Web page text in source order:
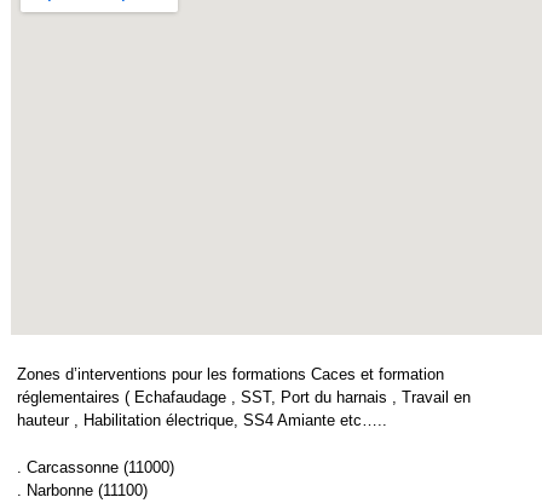
Zones d’interventions pour les formations Caces et formation
réglementaires ( Echafaudage , SST, Port du harnais , Travail en
hauteur , Habilitation électrique, SS4 Amiante etc…..
. Carcassonne (11000)
. Narbonne (11100)